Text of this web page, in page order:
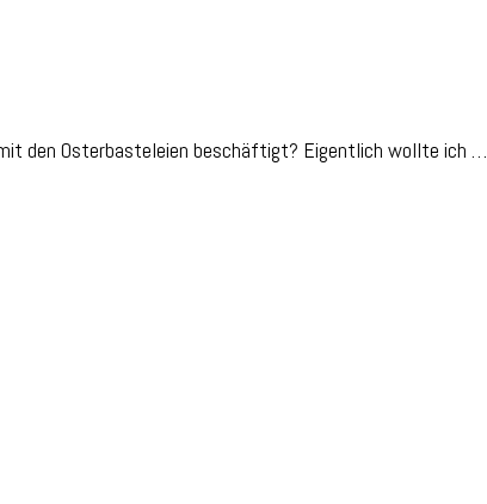
den Osterbasteleien beschäftigt? Eigentlich wollte ich …